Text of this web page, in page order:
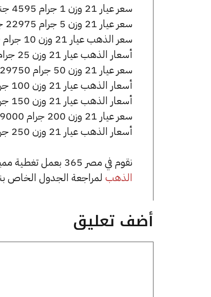
سعر عيار 21 وزن 1 جرام 4595 جنيه للشراء، وللبيع 4615 جنيه.
سعر عيار 21 وزن 5 جرام 22975 جنيه للشراء، وللبيع 23075 جنيه.
سعر الذهب عيار 21 وزن 10 جرام 45950 جنيه للشراء، وللبيع 46150 جنيه.
أسعار الذهب عيار 21 وزن 25 جرام 114875 جنيه للشراء، وللبيع 115375 جنيه.
سعر عيار 21 وزن 50 جرام 229750 جنيه للشراء، وللبيع 230750 جنيه.
أسعار الذهب عيار 21 وزن 100 جرام 459500 جنيه للشراء، وللبيع 461500 جنيه.
أسعار الذهب عيار 21 وزن 150 جرام 689250 جنيه للشراء، وللبيع 692250 جنيه.
سعر عيار 21 وزن 200 جرام 919000 جنيه للشراء، وللبيع 923000 جنيه.
أسعار الذهب عيار 21 وزن 250 جرام 1148750 جنيه للشراء، وللبيع 1153750 جنيه.
نقوم في مصر 365 بعمل تغطية مميزة لكافة أسعار الذهب في مصر، يمكنك الاطلاع على صفحة
الذهب لمراجعة الجدول الخاص
أضف تعليق